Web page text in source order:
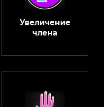
Увеличение
члена